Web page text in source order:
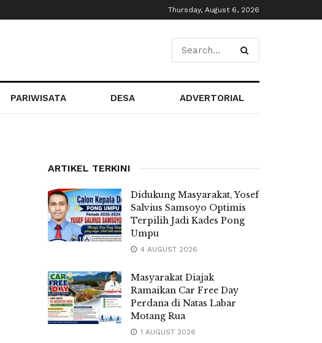
Thursday, August 6, 2026
PARIWISATA DESA ADVERTORIAL
ARTIKEL TERKINI
Didukung Masyarakat, Yosef
Salvius Samsoyo Optimis
Terpilih Jadi Kades Pong
Umpu
4 AUGUST 2026
Masyarakat Diajak
Ramaikan Car Free Day
Perdana di Natas Labar
Motang Rua
1 AUGUST 2026